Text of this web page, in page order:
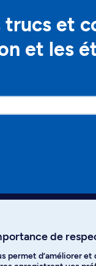
trucs et
et les
de
permet d’améliorer